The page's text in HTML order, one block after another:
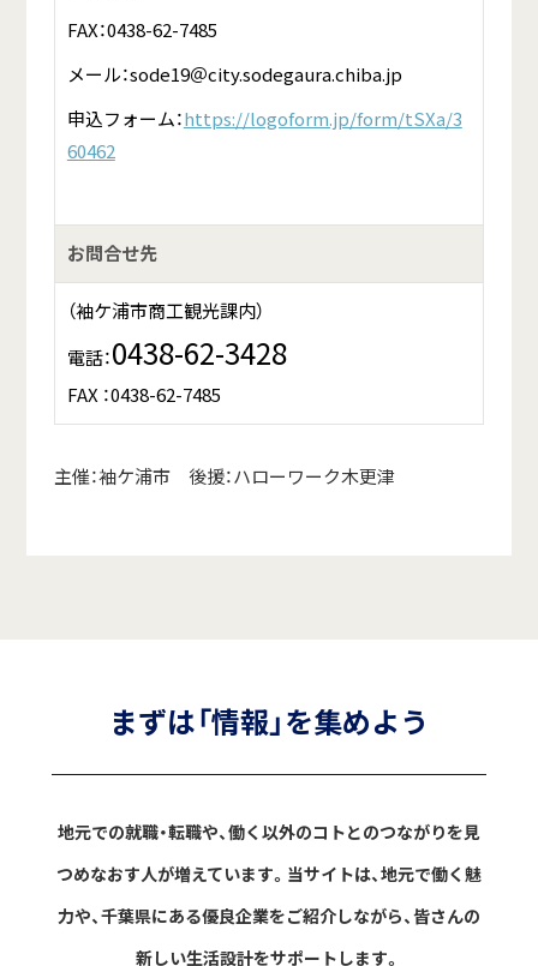
FAX：0438-62-7485
メール：sode19＠city.sodegaura.chiba.jp
申込フォーム：https://logoform.jp/form/tSXa/3
60462
お問合せ先
（袖ケ浦市商工観光課内）
電話：0438-62-3428
FAX ：0438-62-7485
主催：袖ケ浦市 後援：ハローワーク木更津
まずは「情報」を集めよう
地元での就職・転職や、働く以外のコトとのつながりを見
つめなおす人が増えています。 当サイトは、地元で働く魅
力や、千葉県にある優良企業をご紹介しながら、皆さんの
新しい生活設計をサポートします。